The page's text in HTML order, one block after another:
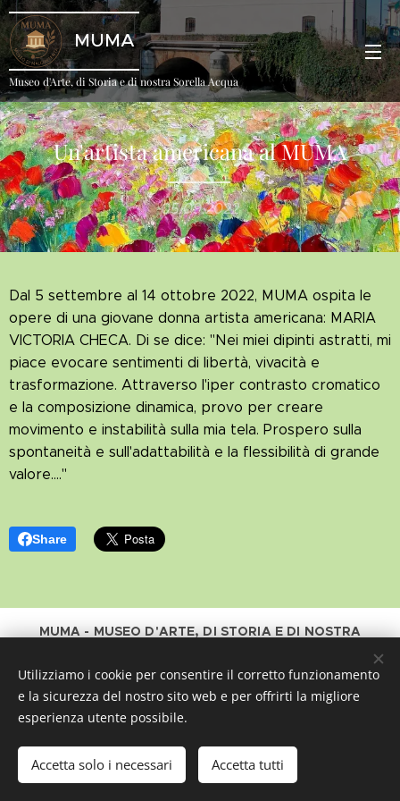
MUMA
Museo d'Arte, di Storia e di nostra Sorella Acqua
Un'artista americana al MUMA
05.09.2022
Dal 5 settembre al 14 ottobre 2022, MUMA ospita le
opere di una giovane donna artista americana: MARIA
VICTORIA CHECA. Di se dice: "Nei miei dipinti astratti, mi
piace evocare sentimenti di libertà, vivacità e
trasformazione. Attraverso l'iper contrasto cromatico
e la composizione dinamica, provo per creare
movimento e instabilità sulla mia tela. Prospero sulla
spontaneità e sull'adattabilità e la flessibilità di grande
valore...."
Share
MUMA - MUSEO D'ARTE, DI STORIA E DI NOSTRA
SORELLA ACQUA è un Progetto promosso e sostenuto
da
NUOVE INIZIATIVE APS
associazione di promozione sociale con sede a Malcontenta
https://www.facebook.com/MumaMuseoDiMalcontenta/
Webnode Cookies
Utilizziamo i cookie per consentire il corretto funzionamento
e la sicurezza del nostro sito web e per offrirti la migliore
esperienza utente possibile.
Accetta solo i necessari Accetta tutti